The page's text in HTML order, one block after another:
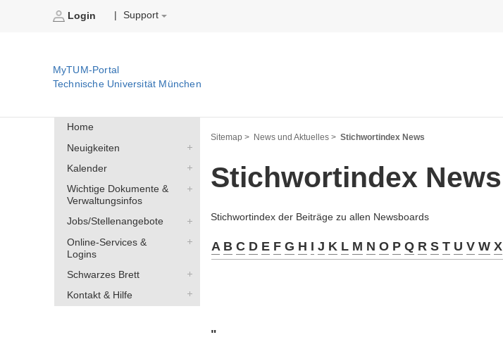
Login Support
MyTUM-Portal
Technische Universität München
Home
Neuigkeiten
Kalender
Wichtige Dokumente &
Verwaltungsinfos
Jobs/Stellenangebote
Online-Services &
Logins
Schwarzes Brett
Kontakt & Hilfe
Sitemap > News und Aktuelles > Stichwortindex News
Stichwortindex News
Stichwortindex der Beiträge zu allen Newsboards
A B C D E F G H I J K L M N O P Q R S T U V W X
"